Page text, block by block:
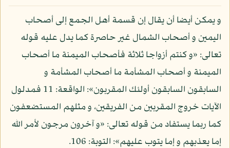
و يمكن أيضا أن يقال إن قسمة أهل الجمع إلى أصحاب
اليمين و أصحاب الشمال غير حاصرة كما يدل عليه قوله
تعالى: «و كنتم أزواجا ثلاثة فأصحاب الميمنة ما أصحاب
الميمنة و أصحاب المشأمة ما أصحاب المشأمة و
السابقون السابقون أولئك المقربون»: الواقعة: 11 فمدلول
الآيات خروج المقربين من الفريقين، و مثلهم المستضعفون
كما ربما يستفاد من قوله تعالى: «و آخرون مرجون لأمر الله
إما يعذبهم و إما يتوب عليهم»: التوبة: 106.